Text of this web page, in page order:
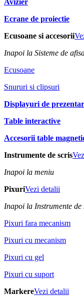
Avizier
Ecrane de proiectie
Ecusoane si accesorii
Inapoi la Sisteme de
Ecusoane
Snururi si clipsuri
Displayuri de
Table interactive
Accesorii table
Instrumente de scris
Inapoi la meniu
PixuriVezi detalii
Inapoi la Instrumente de
Pixuri fara mecanism
Pixuri cu mecanism
Pixuri cu gel
Pixuri cu suport
MarkereVezi detalii